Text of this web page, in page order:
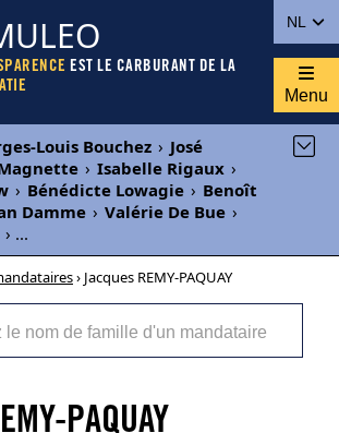
NL
EST LE CARBURANT DE LA
Menu
Louis Bouchez › José
› Isabelle Rigaux ›
› Bénédicte Lowagie › Benoît
Damme › Valérie De Bue ›
› ...
› Jacques REMY-PAQUAY
PAQUAY